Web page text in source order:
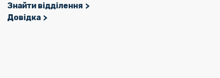
Знайти відділення
Довідка